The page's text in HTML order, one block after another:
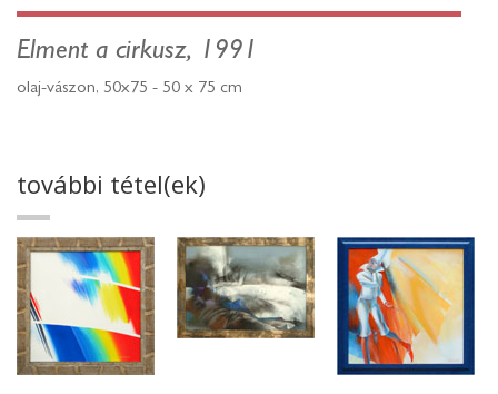
Elment a cirkusz, 1991
olaj-vászon, 50x75 - 50 x 75 cm
további tétel(ek)